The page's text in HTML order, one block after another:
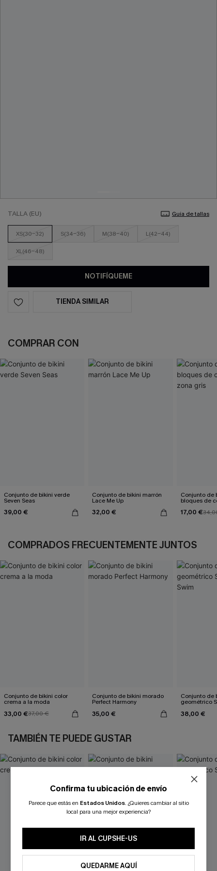
TALLA (EU) Guía de tallas
XS(30-32) S(34-36) M(38-40) L(42-44)
XL(46-48)
NOTIFÍQUEME
TIENDA SIMILAR
COMPRAR CON
Conjunto de bikini verde
Seven Seas
39,00 €
Conjunto de bikini marrón
Lace Me Up
32,00 €
Conjunto de
bloques de
17,00 €
COMPRADOS FRECUENTEMENTE JUNTOS
Conjunto de bikini color
crema a la moda
33,00 €37,00 €
Conjunto de bikini morado
Perfect Harmony
35,00 €
Conjunto de
geométrico
38,00 €
TAMBIÉN TE PUEDE GUSTAR
Confirma tu ubicación de envío
Parece que estás en Estados Unidos. ¿Quieres cambiar al sitio
local para una mejor experiencia?
IR AL CUPSHE-US
QUEDARME AQUÍ